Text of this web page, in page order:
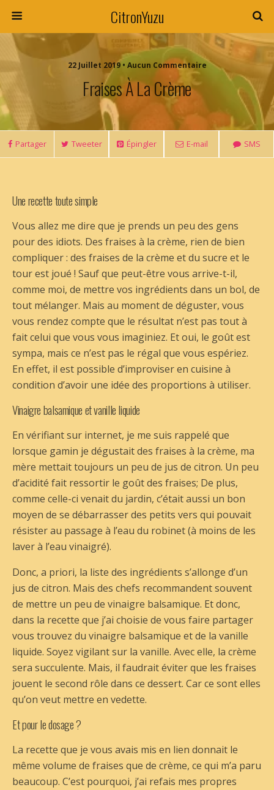
CitronYuzu
22 Juillet 2019 • Aucun Commentaire
Fraises À La Crème
Partager Tweeter Épingler E-mail SMS
Une recette toute simple
Vous allez me dire que je prends un peu des gens
pour des idiots. Des fraises à la crème, rien de bien
compliquer : des fraises de la crème et du sucre et le
tour est joué ! Sauf que peut-être vous arrive-t-il,
comme moi, de mettre vos ingrédients dans un bol, de
tout mélanger. Mais au moment de déguster, vous
vous rendez compte que le résultat n’est pas tout à
fait celui que vous vous imaginiez. Et oui, le goût est
sympa, mais ce n’est pas le régal que vous espériez.
En effet, il est possible d’improviser en cuisine à
condition d’avoir une idée des proportions à utiliser.
Vinaigre balsamique et vanille liquide
En vérifiant sur internet, je me suis rappelé que
lorsque gamin je dégustait des fraises à la crème, ma
mère mettait toujours un peu de jus de citron. Un peu
d’acidité fait ressortir le goût des fraises; De plus,
comme celle-ci venait du jardin, c’était aussi un bon
moyen de se débarrasser des petits vers qui pouvait
résister au passage à l’eau du robinet (à moins de les
laver à l’eau vinaigré).
Donc, a priori, la liste des ingrédients s’allonge d’un
jus de citron. Mais des chefs recommandent souvent
de mettre un peu de vinaigre balsamique. Et donc,
dans la recette que j’ai choisie de vous faire partager
vous trouvez du vinaigre balsamique et de la vanille
liquide. Soyez vigilant sur la vanille. Avec elle, la crème
sera succulente. Mais, il faudrait éviter que les fraises
jouent le second rôle dans ce dessert. Car ce sont elles
qu’on veut mettre en vedette.
Et pour le dosage ?
La recette que je vous avais mis en lien donnait le
même volume de fraises que de crème, ce qui m’a paru
beaucoup. C’est pourquoi, j’ai refais mes propres